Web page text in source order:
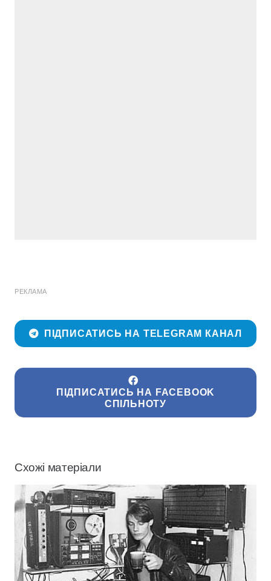
РЕКЛАМА
ПІДПИСАТИСЬ НА TELEGRAM КАНАЛ
ПІДПИСАТИСЬ НА FACEBOOK
СПІЛЬНОТУ
Схожі матеріали